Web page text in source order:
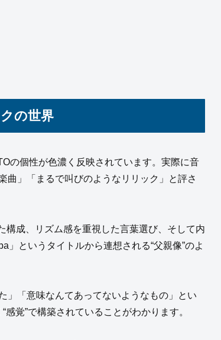
の世界
の個性が色濃く反映されています。実際に音
曲」「まるで叫びのようなリリック」と評さ
構成、リズム感を重視した言葉選び、そして内
というタイトルから連想される“父親像”のよ
」「意味なんてあってないようなもの」とい
覚”で構築されていることがわかります。